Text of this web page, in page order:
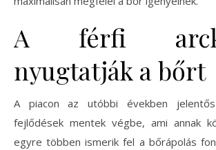
A férfi
nyugtatják a bőrt
A piacon az utóbbi években
fejlődések mentek végbe, ami annak
egyre többen ismerik fel a bőrápolás